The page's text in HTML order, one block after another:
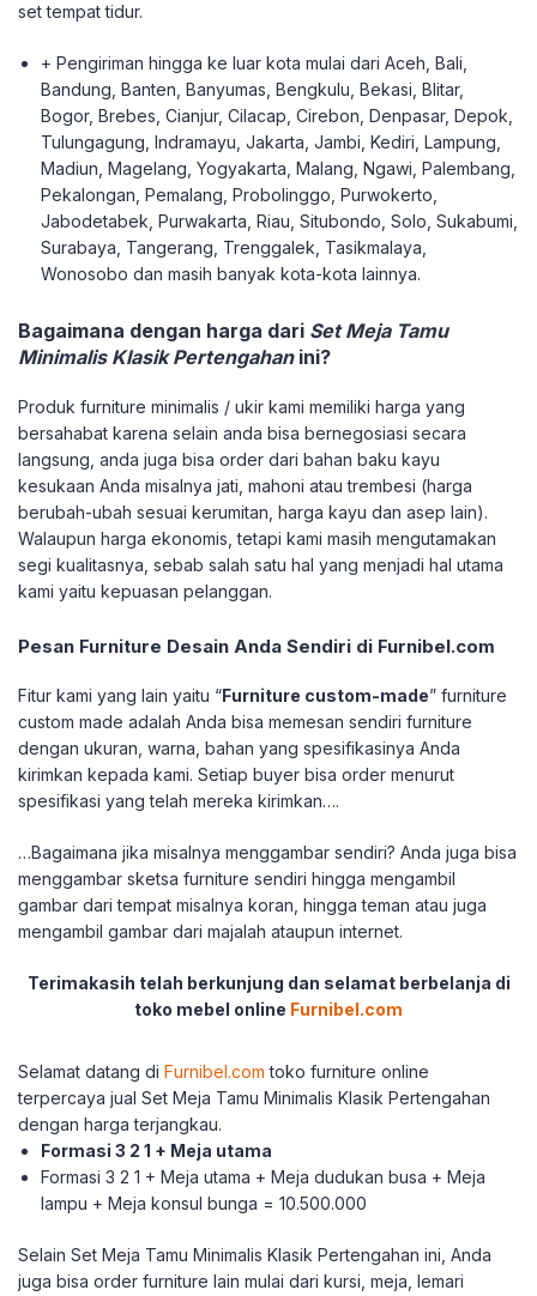
set tempat tidur.
+ Pengiriman hingga ke luar kota mulai dari Aceh, Bali,
Bandung, Banten, Banyumas, Bengkulu, Bekasi, Blitar,
Bogor, Brebes, Cianjur, Cilacap, Cirebon, Denpasar, Depok,
Tulungagung, Indramayu, Jakarta, Jambi, Kediri, Lampung,
Madiun, Magelang, Yogyakarta, Malang, Ngawi, Palembang,
Pekalongan, Pemalang, Probolinggo, Purwokerto,
Jabodetabek, Purwakarta, Riau, Situbondo, Solo, Sukabumi,
Surabaya, Tangerang, Trenggalek, Tasikmalaya,
Wonosobo dan masih banyak kota-kota lainnya.
Bagaimana dengan harga dari Set Meja Tamu
Minimalis Klasik Pertengahanini?
Produk furniture minimalis / ukir kami memiliki harga yang
bersahabat karena selain anda bisa bernegosiasi secara
langsung, anda juga bisa order dari bahan baku kayu
kesukaan Anda misalnya jati, mahoni atau trembesi (harga
berubah-ubah sesuai kerumitan, harga kayu dan asep lain).
Walaupun harga ekonomis, tetapi kami masih mengutamakan
segi kualitasnya, sebab salah satu hal yang menjadi hal utama
kami yaitu kepuasan pelanggan.
Pesan Furniture Desain Anda Sendiri di Furnibel.com
Fitur kami yang lain yaitu “Furniture custom-made” furniture
custom made adalah Anda bisa memesan sendiri furniture
dengan ukuran, warna, bahan yang spesifikasinya Anda
kirimkan kepada kami. Setiap buyer bisa order menurut
spesifikasi yang telah mereka kirimkan….
…Bagaimana jika misalnya menggambar sendiri? Anda juga bisa
menggambar sketsa furniture sendiri hingga mengambil
gambar dari tempat misalnya koran, hingga teman atau juga
mengambil gambar dari majalah ataupun internet.
Terimakasih telah berkunjung dan selamat berbelanja di
toko mebel online Furnibel.com
Selamat datang di Furnibel.com toko furniture online
terpercaya jual Set Meja Tamu Minimalis Klasik Pertengahan
dengan harga terjangkau.
Formasi 3 2 1 + Meja utama
Formasi 3 2 1 + Meja utama + Meja dudukan busa + Meja
lampu + Meja konsul bunga = 10.500.000
Selain Set Meja Tamu Minimalis Klasik Pertengahan ini, Anda
juga bisa order furniture lain mulai dari kursi, meja, lemari